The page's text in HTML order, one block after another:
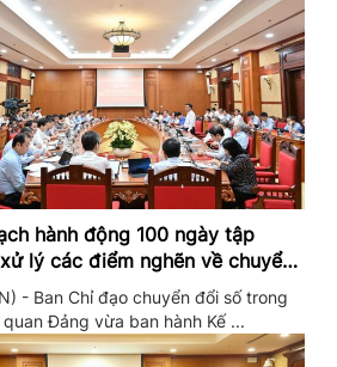
hành động 100 ngày tập
lý các điểm nghẽn về chuyển
trong các cơ quan Đảng
- Ban Chỉ đạo chuyển đổi số trong
Đảng vừa ban hành Kế ...